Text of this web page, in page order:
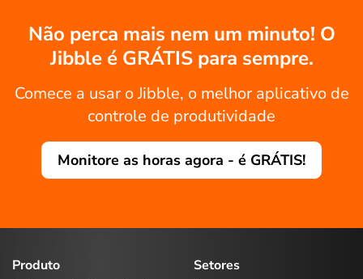
Não perca mais nem um minuto! O
Jibble é GRÁTIS para sempre.
Comece a usar o Jibble, o melhor aplicativo de
controle de produtividade
Monitore as horas agora - é GRÁTIS!
Produto
Setores